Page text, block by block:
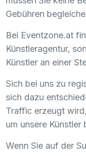
Gebühren
Bei Eventzone.at
Künstleragentur,
Künstler an einer
Sich bei uns zu
sich dazu
Traffic erzeugt
um unsere Künstler
Wenn Sie auf der